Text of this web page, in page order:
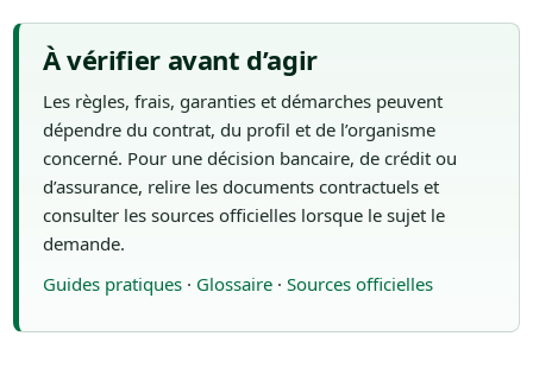
À vérifier avant d’agir
Les règles, frais, garanties et démarches peuvent
dépendre du contrat, du profil et de l’organisme
concerné. Pour une décision bancaire, de crédit ou
d’assurance, relire les documents contractuels et
consulter les sources officielles lorsque le sujet le
demande.
Guides pratiques· Glossaire· Sources officielles